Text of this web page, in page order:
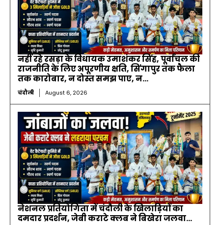
नहीं रहे रसड़ा के विधायक उमाशंकर सिंह, पूर्वांचल की
राजनीति के लिए अपूरणीय क्षति, सिंगापुर तक फैला
तक कारोबार, न दोस्त समझ पाए, न...
चंदौली August 6, 2026
नेशनल प्रतियोगिता में चंदौली के खिलाड़ियों का
दमदार प्रदर्शन, जेबी कराटे क्लब ने बिखेरा जलवा…